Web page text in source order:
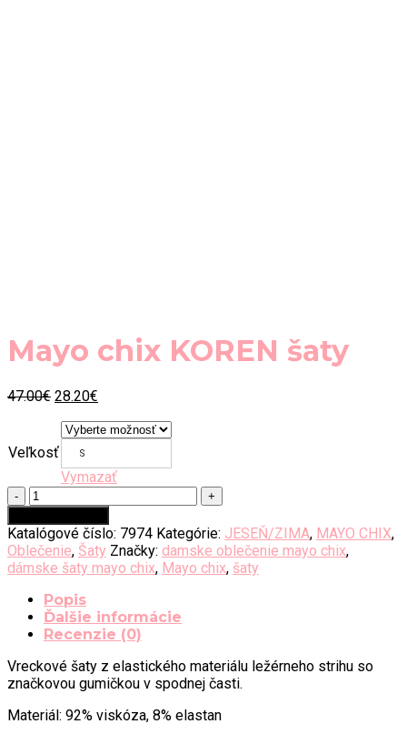
Mayo chix KOREN šaty
47.00€ Original
was:
47.00€.
28.20€
is:
Veľkosť S
Vymazať
množstvo
Mayo
chix
KOREN
šaty
Katalógové číslo: 7974 Kategórie: JESEŇ/ZIMA, MAYO CHIX,
Oblečenie, Šaty Značky: damske oblečenie mayo chix,
dámske šaty mayo chix, Mayo chix, šaty
Popis
Ďalšie informácie
Recenzie (0)
Vreckové šaty z elastického materiálu ležérneho strihu so
značkovou gumičkou v spodnej časti.
Materiál: 92% viskóza, 8% elastan